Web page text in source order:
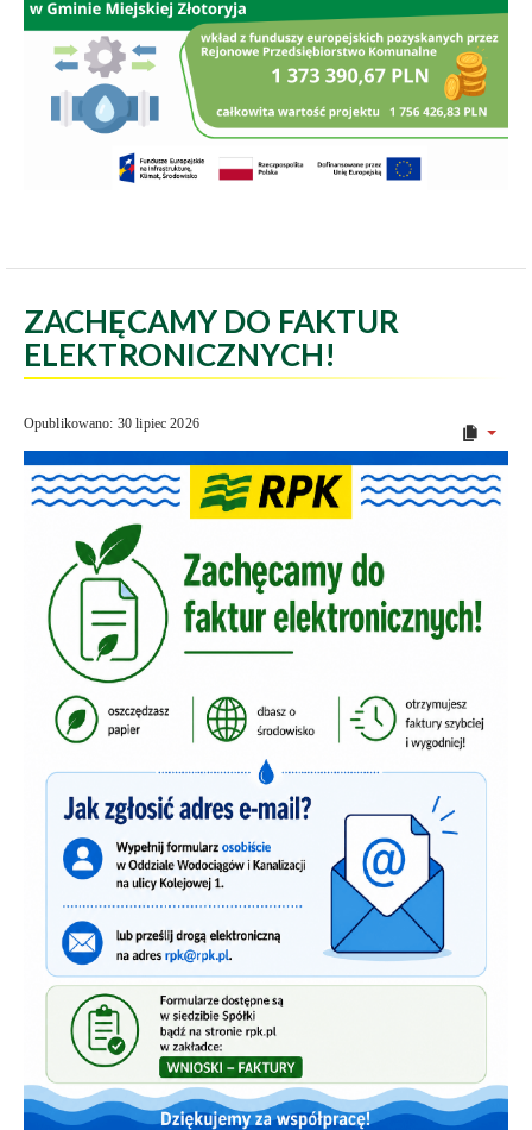
ZACHĘCAMY DO FAKTUR
ELEKTRONICZNYCH!
Opublikowano: 30 lipiec 2026